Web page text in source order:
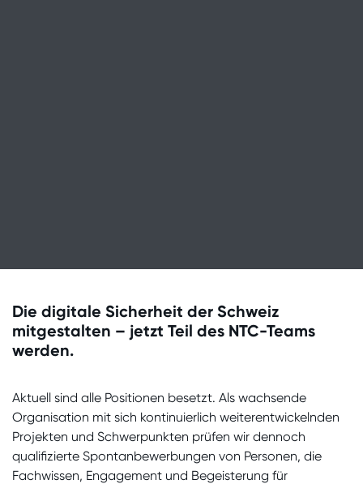
Die digitale Sicherheit der Schweiz
mitgestalten – jetzt Teil des NTC-Teams
werden.
Aktuell sind alle Positionen besetzt. Als wachsende
Organisation mit sich kontinuierlich weiterentwickelnden
Projekten und Schwerpunkten prüfen wir dennoch
qualifizierte Spontanbewerbungen von Personen, die
Fachwissen, Engagement und Begeisterung für